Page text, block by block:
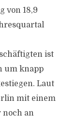
von 18,9
ist
um knapp
Laut
mit einem
noch an